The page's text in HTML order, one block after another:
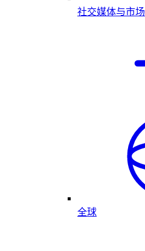
社交媒体与市场
全球